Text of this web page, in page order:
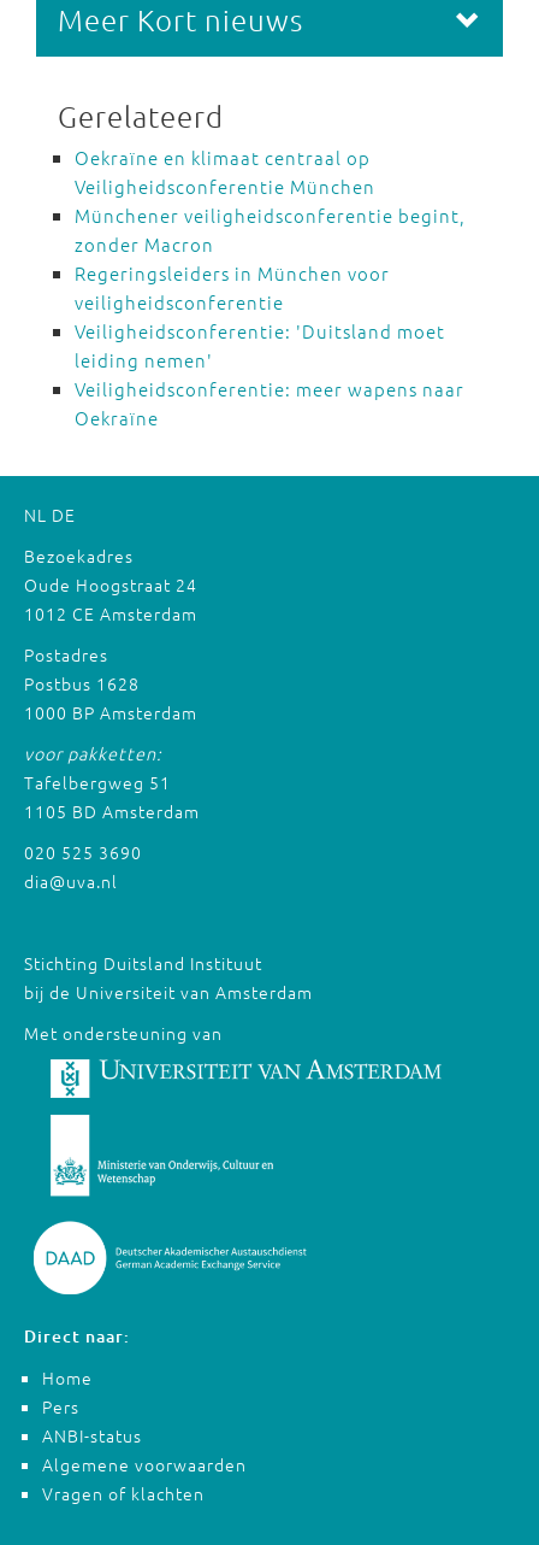
Meer Kort nieuws
Gerelateerd
Oekraïne en klimaat centraal op
Veiligheidsconferentie München
Münchener veiligheidsconferentie begint,
zonder Macron
Regeringsleiders in München voor
veiligheidsconferentie
Veiligheidsconferentie: 'Duitsland moet
leiding nemen'
Veiligheidsconferentie: meer wapens naar
Oekraïne
NL DE
Bezoekadres
Oude Hoogstraat 24
1012 CE Amsterdam
Postadres
Postbus 1628
1000 BP Amsterdam
voor pakketten:
Tafelbergweg 51
1105 BD Amsterdam
020 525 3690
dia@uva.nl
Stichting Duitsland Instituut
bij de Universiteit van Amsterdam
Met ondersteuning van
Direct naar:
Home
Pers
ANBI-status
Algemene voorwaarden
Vragen of klachten